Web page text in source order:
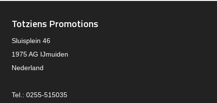
Totziens Promotions
Sluisplein 46
1975 AG IJmuiden
Nederland
Tel.: 0255-515035